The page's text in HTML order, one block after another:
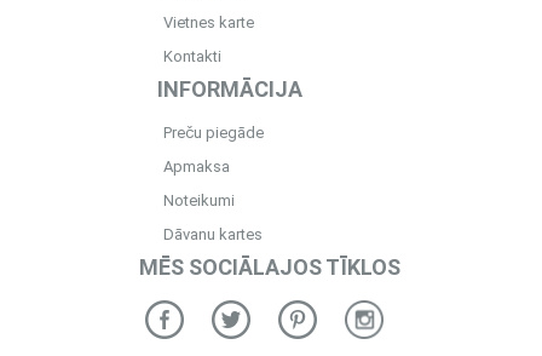
Vietnes karte
Kontakti
INFORMĀCIJA
Preču piegāde
Apmaksa
Noteikumi
Dāvanu kartes
MĒS SOCIĀLAJOS TĪKLOS